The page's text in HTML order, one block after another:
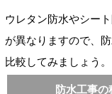
ウレタン防水やシー
が異なりますので、
比較してみましょう。
防水工事の